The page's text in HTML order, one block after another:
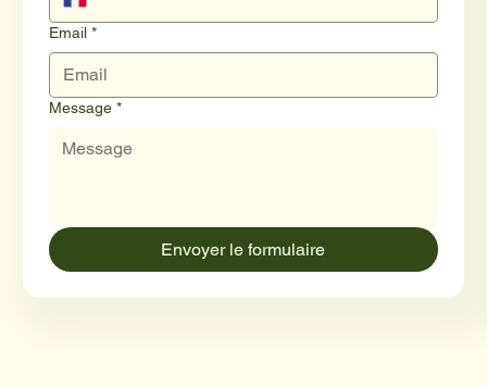
Email *
Message *
Envoyer le formulaire